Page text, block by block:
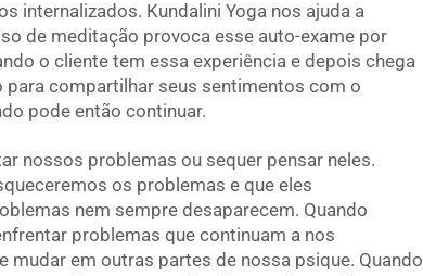
internalizados. Kundalini Yoga nos ajuda a
de meditação provoca esse auto-exame por
o cliente tem essa experiência e depois chega
para compartilhar seus sentimentos com o
pode então continuar.
nossos problemas ou sequer pensar neles.
os problemas e que eles
nem sempre desaparecem. Quando
problemas que continuam a nos
mudar em outras partes de nossa psique. Quando